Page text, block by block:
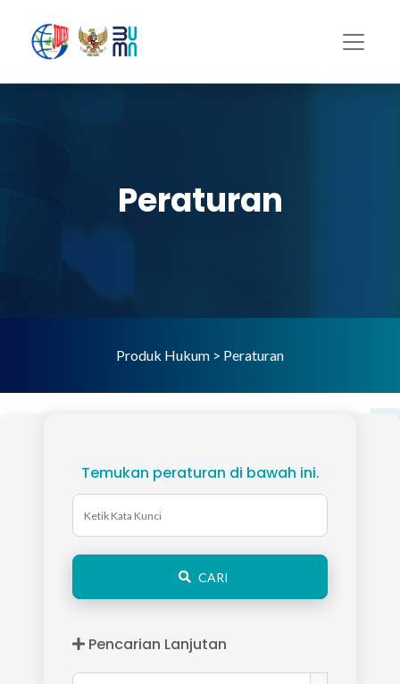
Peraturan
Produk Hukum > Peraturan
Temukan peraturan di bawah ini.
CARI
Pencarian Lanjutan